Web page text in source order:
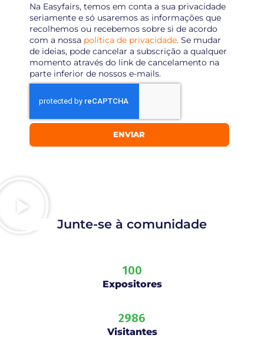
Na Easyfairs, temos em conta a sua privacidade
seriamente e só usaremos as informações que
recolhemos ou recebemos sobre si de acordo
com a nossa política de privacidade. Se mudar
de ideias, pode cancelar a subscrição a qualquer
momento através do link de cancelamento na
parte inferior de nossos e-mails.
ENVIAR
Junte-se à comunidade
Expositores
100
Visitantes
2986